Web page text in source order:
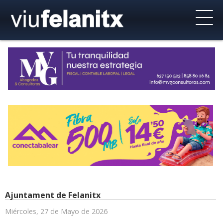
Ajuntament de Felanitx
Miércoles, 27 de Mayo de 2026